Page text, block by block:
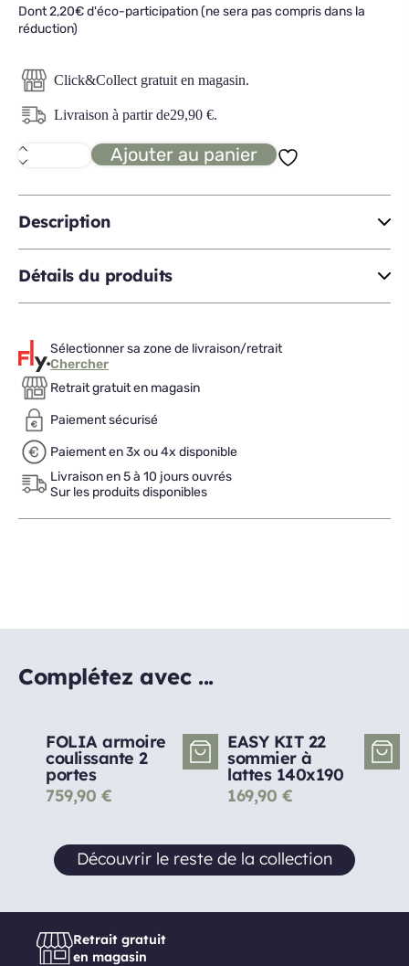
Dont 2,20€ d'éco-participation (ne sera pas compris dans la
réduction)
Click&Collect gratuit en magasin.
Livraison à partir de29,90 €.
quantité
de
lit
140x200
Ajouter au panier
Description
Détails du produits
Sélectionner sa zone de livraison/retrait
Chercher
Retrait gratuit en magasin
Paiement sécurisé
Paiement en 3x ou 4x disponible
Livraison en 5 à 10 jours ouvrés
Sur les produits disponibles
Complétez avec ...
FOLIA armoire
coulissante 2
portes
759,90 €
EASY KIT 22
sommier à
lattes 140x190
169,90 €
Découvrir le reste de la collection
Retrait gratuit
en magasin